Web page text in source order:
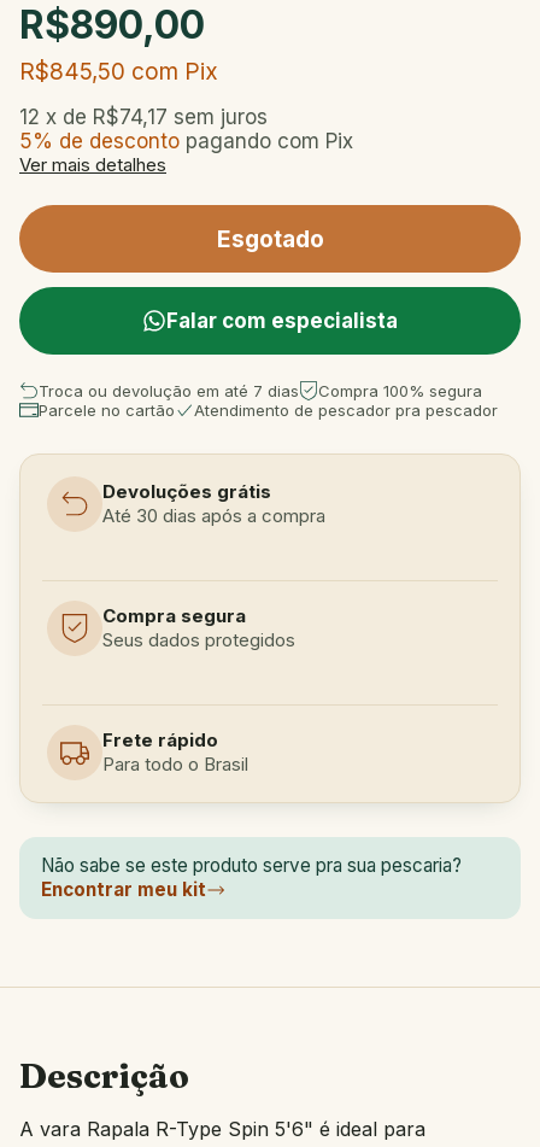
R$890,00
R$845,50 com Pix
12 x de R$74,17 sem juros
5% de desconto pagando com Pix
Ver mais detalhes
Falar com especialista
Troca ou devolução em até 7 dias
Compra 100% segura
Parcele no cartão
Atendimento de pescador pra pescador
Devoluções grátis
Até 30 dias após a compra
Compra segura
Seus dados protegidos
Frete rápido
Para todo o Brasil
Não sabe se este produto serve pra sua pescaria?
Encontrar meu kit
Descrição
A vara Rapala R-Type Spin 5'6" é ideal para